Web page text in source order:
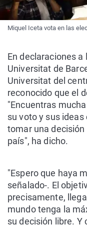
Miquel Iceta vota en las
En declaraciones
Universitat de
Universitat del
reconocido que el
"Encuentras
su voto y sus
tomar una
país", ha dicho.
"Espero que haya
señalado-. El
precisamente,
mundo tenga la
su decisión libre. Y